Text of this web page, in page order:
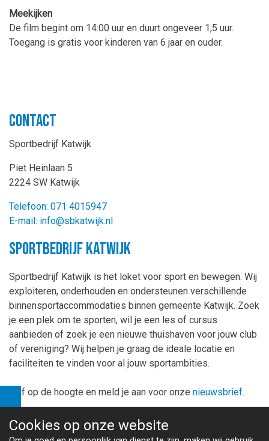
Meekijken
De film begint om 14:00 uur en duurt ongeveer 1,5 uur.
Toegang is gratis voor kinderen van 6 jaar en ouder.
Contact
Sportbedrijf Katwijk
Piet Heinlaan 5
2224 SW Katwijk
Telefoon: 071 4015947
E-mail: info@sbkatwijk.nl
Sportbedrijf Katwijk
Sportbedrijf Katwijk is het loket voor sport en bewegen. Wij
exploiteren, onderhouden en ondersteunen verschillende
binnensportaccommodaties binnen gemeente Katwijk. Zoek
je een plek om te sporten, wil je een les of cursus
aanbieden of zoek je een nieuwe thuishaven voor jouw club
of vereniging? Wij helpen je graag de ideale locatie en
faciliteiten te vinden voor al jouw sportambities.
Blijf op de hoogte en meld je aan voor onze nieuwsbrief.
Cookies op onze website